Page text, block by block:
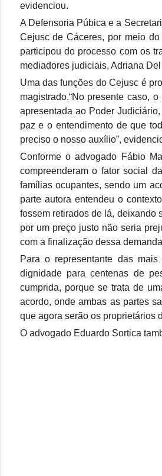
evidenciou.
A Defensoria Púbica e a
Cejusc de Cáceres, por meio
participou do processo com os
mediadores judiciais, Adriana
Uma das funções do Cejusc é
magistrado.“No presente caso,
apresentada ao Poder
paz e o entendimento de que
preciso o nosso auxílio”,
Conforme o advogado Fábio
compreenderam o fator social
famílias ocupantes, sendo um
parte autora entendeu o
fossem retirados de lá, deixando
por um preço justo não seria
com a finalização dessa
Para o representante das
dignidade para centenas de
cumprida, porque se trata de
acordo, onde ambas as partes
que agora serão os proprietários
O advogado Eduardo Sortica